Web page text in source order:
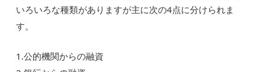
いろいろな種類がありますが主に次の4点に分けられま
す。
1.公的機関からの融資